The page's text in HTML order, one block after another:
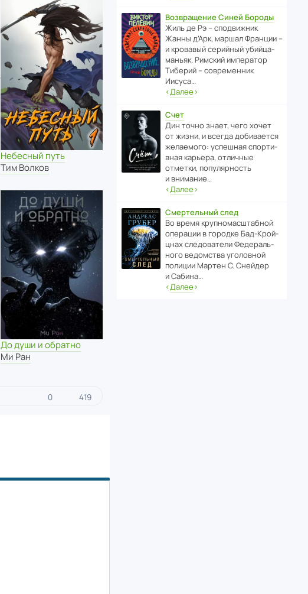
Небесный путь
Тим Волков
До души и обратно
Ми Ран
0 419
Возвращение Синей Бороды
Жиль де Рэ – спод­ви­жник
Жанны д’Арк, маршал Франции –
и кровавый серийный убийца-
маньяк. Римский импе­ратор
Тиберий – совре­менник
Иисуса…
‹Далее›
Счет
Дин точно знает, чего хочет
от жизни, и всегда доби­ва­ется
жела­е­мого: успе­шная спор­ти­
вная карьера, отли­чные
отметки, попу­ля­р­ность
и внимание…
‹Далее›
Смертельный след
Во время круп­но­мас­ш­та­бной
операции в городке Бад‑Крой­
цнах следо­ва­тели Феде­раль­
ного ведомства уголо­вной
полиции Мартен С. Снейдер
и Сабина…
‹Далее›